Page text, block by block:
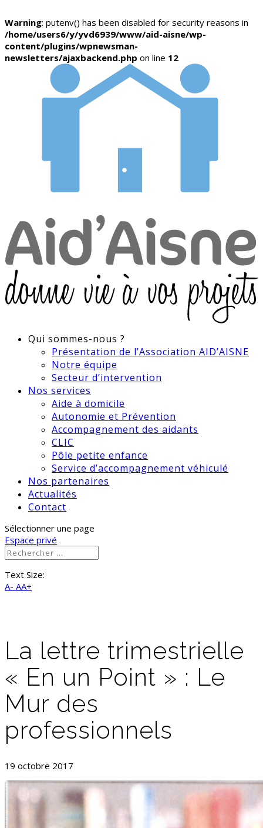
Warning: putenv() has been disabled for security reasons in
/home/users6/y/yvd6939/www/aid-aisne/wp-
content/plugins/wpnewsman-
newsletters/ajaxbackend.php on line 12
Qui sommes-nous ?
Présentation de l’Association AID’AISNE
Notre équipe
Secteur d’intervention
Nos services
Aide à domicile
Autonomie et Prévention
Accompagnement des aidants
CLIC
Pôle petite enfance
Service d’accompagnement véhiculé
Nos partenaires
Actualités
Contact
Sélectionner une page
Espace privé
Text Size:
A- AA+
La lettre trimestrielle
« En un Point » : Le
Mur des
professionnels
19 octobre 2017